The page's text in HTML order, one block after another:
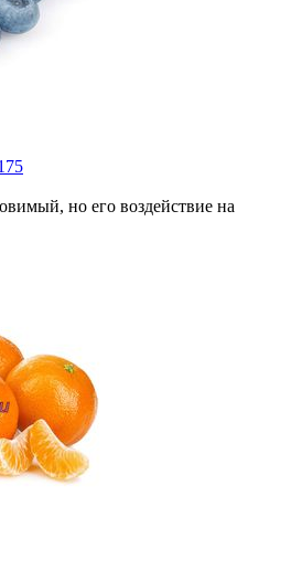
но его воздействие на